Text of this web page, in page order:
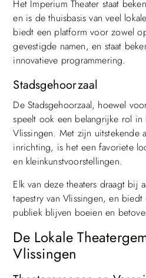
Het Imperium Theater staat
en is de thuisbasis van veel
biedt een platform voor zowel
gevestigde namen, en staat
innovatieve programmering.
Stadsgehoorzaal
De Stadsgehoorzaal, hoewel
speelt ook een belangrijke rol in
Vlissingen. Met zijn uitstekende
inrichting, is het een favoriete
en kleinkunstvoorstellingen.
Elk van deze theaters draagt bij
tapestry van Vlissingen, en
publiek blijven boeien en
De Lokale
Vlissingen